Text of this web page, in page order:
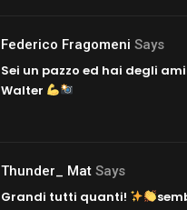
Federico Fragomeni Says
Sei un pazzo ed hai degli
Walter
Thunder_ Mat Says
Grandi tutti quanti!